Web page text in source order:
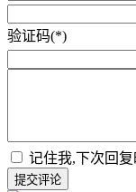
验证码(*)
记住我,下次回
提交评论